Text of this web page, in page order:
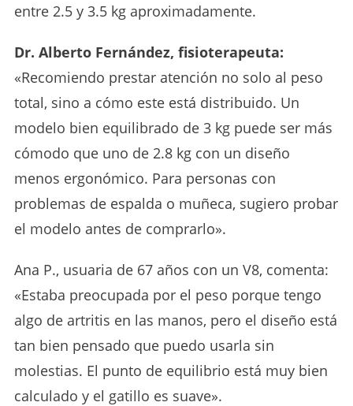
entre 2.5 y 3.5 kg aproximadamente.
Dr. Alberto Fernández, fisioterapeuta:
«Recomiendo prestar atención no solo al peso
total, sino a cómo este está distribuido. Un
modelo bien equilibrado de 3 kg puede ser más
cómodo que uno de 2.8 kg con un diseño
menos ergonómico. Para personas con
problemas de espalda o muñeca, sugiero probar
el modelo antes de comprarlo».
Ana P., usuaria de 67 años con un V8, comenta:
«Estaba preocupada por el peso porque tengo
algo de artritis en las manos, pero el diseño está
tan bien pensado que puedo usarla sin
molestias. El punto de equilibrio está muy bien
calculado y el gatillo es suave».